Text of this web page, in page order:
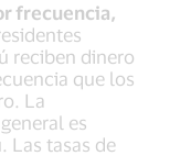
frecuencia,
reciben dinero
que los
La
es
Las tasas de